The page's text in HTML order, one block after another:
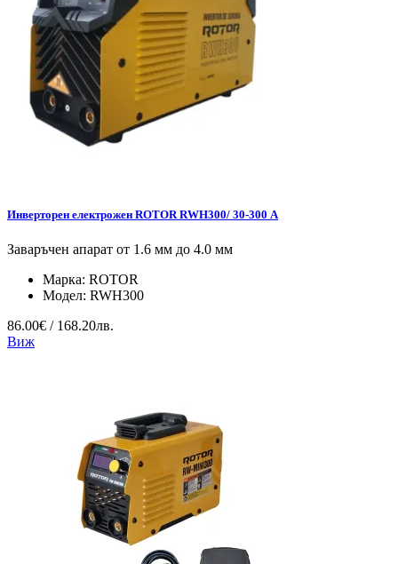
Инверторен електрожен ROTOR RWH300/ 30-300 А
Заваръчен апарат от 1.6 мм до 4.0 мм
Марка: ROTOR
Модел: RWH300
86.00€ / 168.20лв.
Виж